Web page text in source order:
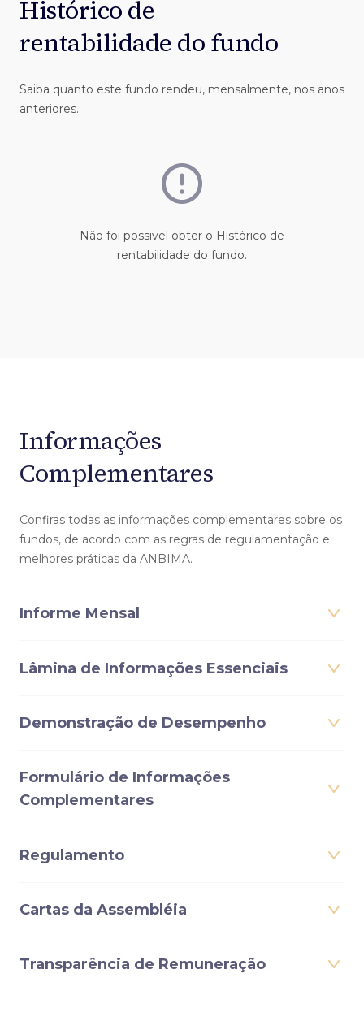
Histórico de
rentabilidade do fundo
Saiba quanto este fundo rendeu, mensalmente, nos anos
anteriores.
Não foi possivel obter o Histórico de
rentabilidade do fundo.
Informações
Complementares
Confiras todas as informações complementares sobre os
fundos, de acordo com as regras de regulamentação e
melhores práticas da ANBIMA.
Informe Mensal
Lâmina de Informações Essenciais
Demonstração de Desempenho
Formulário de Informações
Complementares
Regulamento
Cartas da Assembléia
Transparência de Remuneração